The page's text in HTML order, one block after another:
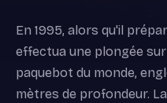
En 1995, alors qu'il
effectua une plongée
paquebot du monde,
mètres de profondeur.